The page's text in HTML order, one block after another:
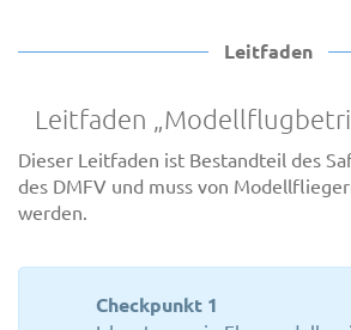
Leitfaden
Leitfaden
Dieser Leitfaden ist Bestandteil des
des DMFV und muss von
werden.
Checkpunkt 1